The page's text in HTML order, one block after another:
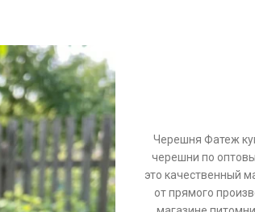
Черешня Фатеж
черешни по
это качественный
от прямого